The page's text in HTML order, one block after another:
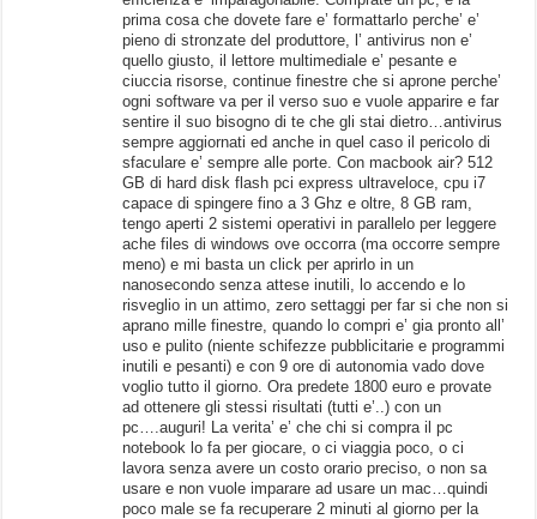
prima cosa che dovete fare e’ formattarlo perche’ e’
pieno di stronzate del produttore, l’ antivirus non e’
quello giusto, il lettore multimediale e’ pesante e
ciuccia risorse, continue finestre che si aprone perche’
ogni software va per il verso suo e vuole apparire e far
sentire il suo bisogno di te che gli stai dietro…antivirus
sempre aggiornati ed anche in quel caso il pericolo di
sfaculare e’ sempre alle porte. Con macbook air? 512
GB di hard disk flash pci express ultraveloce, cpu i7
capace di spingere fino a 3 Ghz e oltre, 8 GB ram,
tengo aperti 2 sistemi operativi in parallelo per leggere
ache files di windows ove occorra (ma occorre sempre
meno) e mi basta un click per aprirlo in un
nanosecondo senza attese inutili, lo accendo e lo
risveglio in un attimo, zero settaggi per far si che non si
aprano mille finestre, quando lo compri e’ gia pronto all’
uso e pulito (niente schifezze pubblicitarie e programmi
inutili e pesanti) e con 9 ore di autonomia vado dove
voglio tutto il giorno. Ora predete 1800 euro e provate
ad ottenere gli stessi risultati (tutti e’..) con un
pc….auguri! La verita’ e’ che chi si compra il pc
notebook lo fa per giocare, o ci viaggia poco, o ci
lavora senza avere un costo orario preciso, o non sa
usare e non vuole imparare ad usare un mac…quindi
poco male se fa recuperare 2 minuti al giorno per la